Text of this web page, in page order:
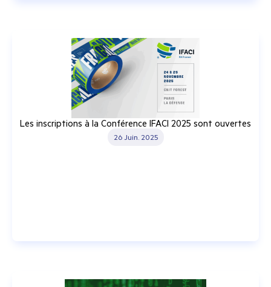
Les inscriptions à la Conférence IFACI 2025 sont ouvertes
26 Juin. 2025